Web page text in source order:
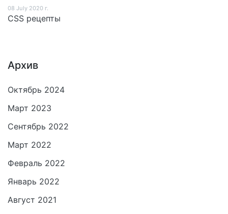
08 July 2020 г.
CSS рецепты
Архив
Октябрь 2024
Март 2023
Сентябрь 2022
Март 2022
Февраль 2022
Январь 2022
Август 2021